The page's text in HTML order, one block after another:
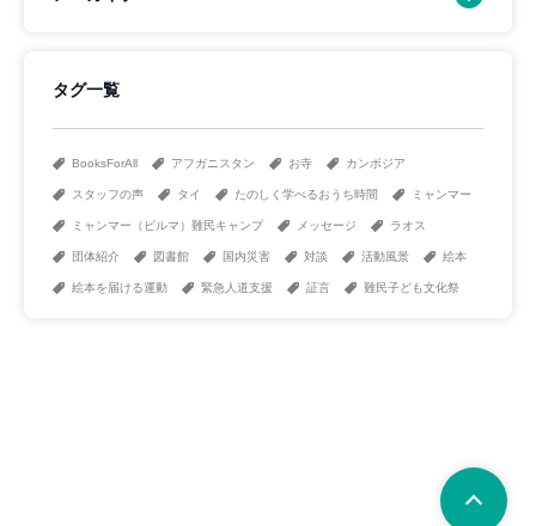
タグ一覧
BooksForAll アフガニスタン お寺 カンボジア
スタッフの声 タイ たのしく学べるおうち時間 ミャンマー
ミャンマー（ビルマ）難民キャンプ メッセージ ラオス
団体紹介 図書館 国内災害 対談 活動風景 絵本
絵本を届ける運動 緊急人道支援 証言 難民子ども文化祭